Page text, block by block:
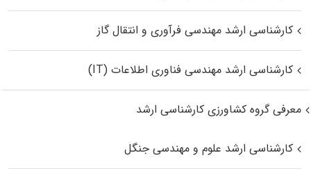
کارشناسی ارشد مهندسی فرآوری و انتقال گاز
کارشناسی ارشد مهندسی فناوری اطلاعات (IT)
معرفی گروه کشاورزی کارشناسی ارشد
کارشناسی ارشد علوم و مهندسی جنگل